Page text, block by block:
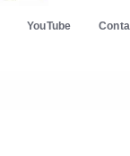
YouTube